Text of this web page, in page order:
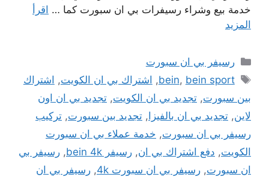
خدمة بيع وشراء رسيفرات بي ان سبورت كما … اقرأ
المزيد
التصنيفات
رسيفر بي ان سبورت
الوسوم
bein, bein sport
, اشتراك بي ان الكويت, اشتراك
بين سبورت, تجديد بي ان الكويت, تجديد بي ان اون
لاين, تجديد بي ان بالفيزا , تجديد بين سبورت, تركيب
رسيفر بي ان سبورت, خدمة عملاء بي ان سبورت
الكويت, دفع اشتراك بي ان, رسيفر bein 4k , رسيفر بي
ان سبورت, رسيفر بي ان سبورت 4k , رسيفر بي ان